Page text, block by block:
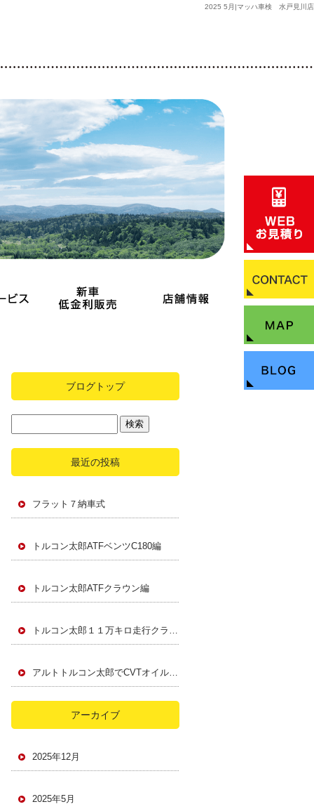
2025 5月|マッハ車検 水戸見川店
ブログトップ
最近の投稿
フラット７納車式
トルコン太郎ATFベンツC180編
トルコン太郎ATFクラウン編
トルコン太郎１１万キロ走行クラウンATF全量、フィルター交換
アルトトルコン太郎でCVTオイルリフレッシュ♪
アーカイブ
2025年12月
2025年5月